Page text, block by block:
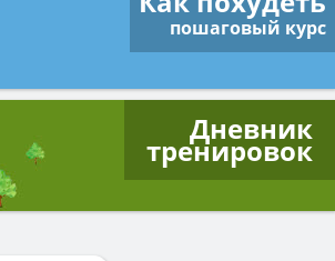
пошаговый курс
Дневник
тренировок